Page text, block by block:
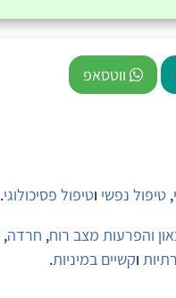
ווטסאפ
, טיפול נפשי וטיפול פסיכולוגי.
והפרעות מצב רוח, חרדה,
וקשיים במיניות.